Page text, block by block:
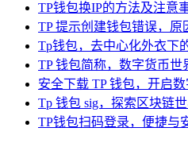
TP钱包换IP的方法及注意
TP 提示创建钱包错误，原
Tp钱包，去中心化外衣下
TP 钱包简称，数字货币世
安全下载 TP 钱包，开启
Tp 钱包 sig，探索区块链
TP钱包扫码登录，便捷与